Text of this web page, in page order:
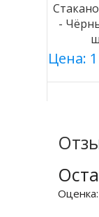
-
Цена:
Оценка: